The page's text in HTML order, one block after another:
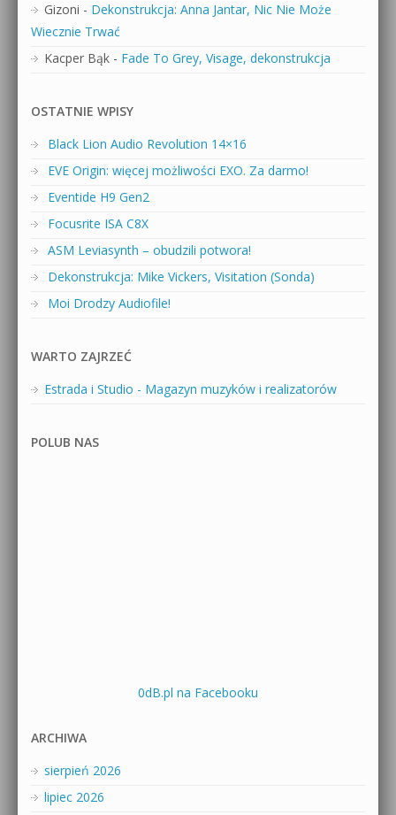
Gizoni - Dekonstrukcja: Anna Jantar, Nic Nie Może
Wiecznie Trwać
Kacper Bąk - Fade To Grey, Visage, dekonstrukcja
OSTATNIE WPISY
Black Lion Audio Revolution 14×16
EVE Origin: więcej możliwości EXO. Za darmo!
Eventide H9 Gen2
Focusrite ISA C8X
ASM Leviasynth – obudzili potwora!
Dekonstrukcja: Mike Vickers, Visitation (Sonda)
Moi Drodzy Audiofile!
WARTO ZAJRZEĆ
Estrada i Studio - Magazyn muzyków i realizatorów
POLUB NAS
0dB.pl na Facebooku
ARCHIWA
sierpień 2026
lipiec 2026